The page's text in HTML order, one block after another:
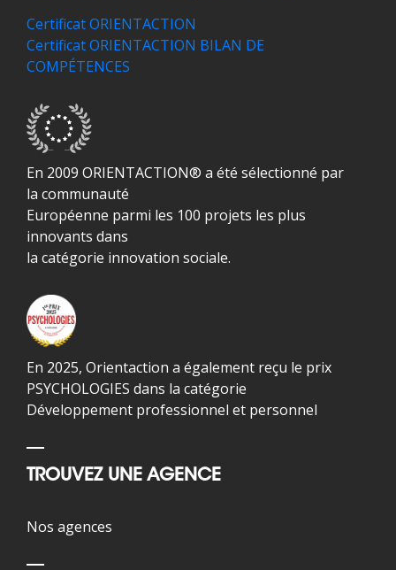
Certificat ORIENTACTION
Certificat ORIENTACTION BILAN DE
COMPÉTENCES
En 2009 ORIENTACTION® a été sélectionné par
la communauté
Européenne parmi les 100 projets les plus
innovants dans
la catégorie innovation sociale.
En 2025, Orientaction a également reçu le prix
PSYCHOLOGIES dans la catégorie
Développement professionnel et personnel
TROUVEZ UNE AGENCE
Nos agences